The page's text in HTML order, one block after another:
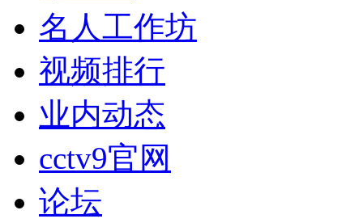
名人工作坊
视频排行
业内动态
cctv9官网
论坛